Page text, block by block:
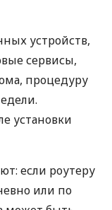
устройств,
сервисы,
процедуру
установки
если роутеру
или по